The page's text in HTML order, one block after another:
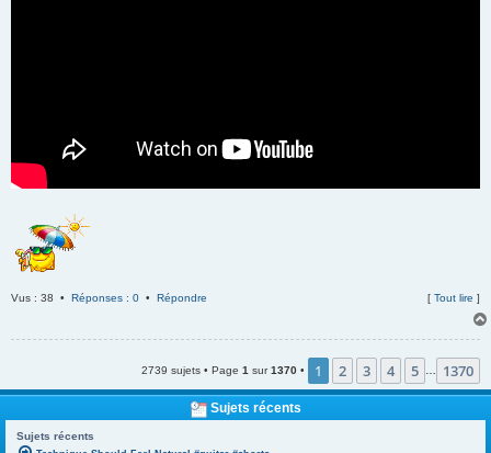
Vus : 38 • Réponses : 0 • Répondre [ Tout lire ]
2739 sujets • Page 1 sur1370 • 1 2 3 4 5 1370
Sujets récents
Sujets récents